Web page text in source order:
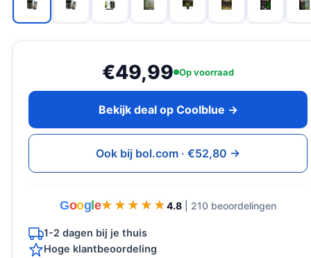
€49,99 Op voorraad
Bekijk deal op Coolblue →
Ook bij bol.com · €52,80 →
Goog e★★★★★
★★★★★ 4.8 | 210 beoordelingen
1-2 dagen bij je thuis
Hoge klantbeoordeling